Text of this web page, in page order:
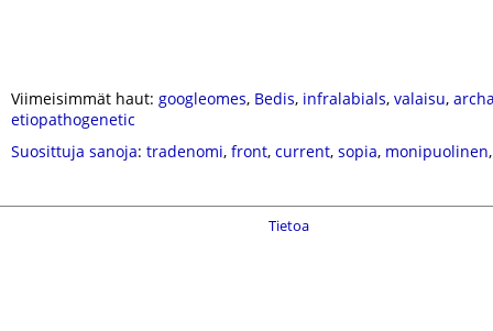
Viimeisimmät haut: googleomes, Bedis, infralabials, valaisu,
etiopathogenetic
Suosittuja sanoja: tradenomi, front, current, sopia, monipuolinen
Tietoa